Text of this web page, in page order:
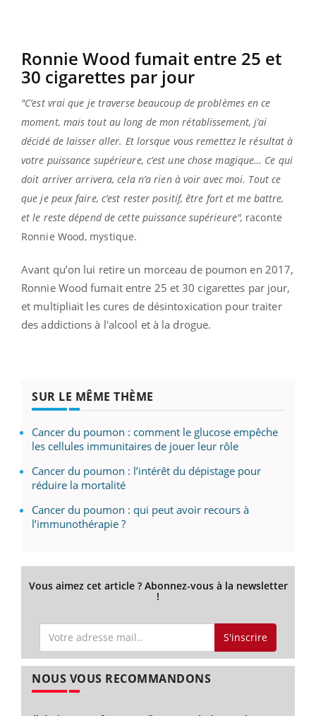
Ronnie Wood fumait entre 25 et
30 cigarettes par jour
"C’est vrai que je traverse beaucoup de problèmes en ce
moment, mais tout au long de mon rétablissement, j’ai
décidé de laisser aller. Et lorsque vous remettez le résultat à
votre puissance supérieure, c’est une chose magique… Ce qui
doit arriver arrivera, cela n’a rien à voir avec moi. Tout ce
que je peux faire, c’est rester positif, être fort et me battre,
et le reste dépend de cette puissance supérieure", raconte
Ronnie Wood, mystique.
Avant qu’on lui retire un morceau de poumon en 2017,
Ronnie Wood fumait entre 25 et 30 cigarettes par jour,
et multipliait les cures de désintoxication pour traiter
des addictions à l'alcool et à la drogue.
SUR LE MÊME THÈME
Cancer du poumon : comment le glucose empêche
les cellules immunitaires de jouer leur rôle
Cancer du poumon : l’intérêt du dépistage pour
réduire la mortalité
Cancer du poumon : qui peut avoir recours à
l’immunothérapie ?
Vous aimez cet article ? Abonnez-vous à la newsletter
!
S'inscrire
NOUS VOUS RECOMMANDONS